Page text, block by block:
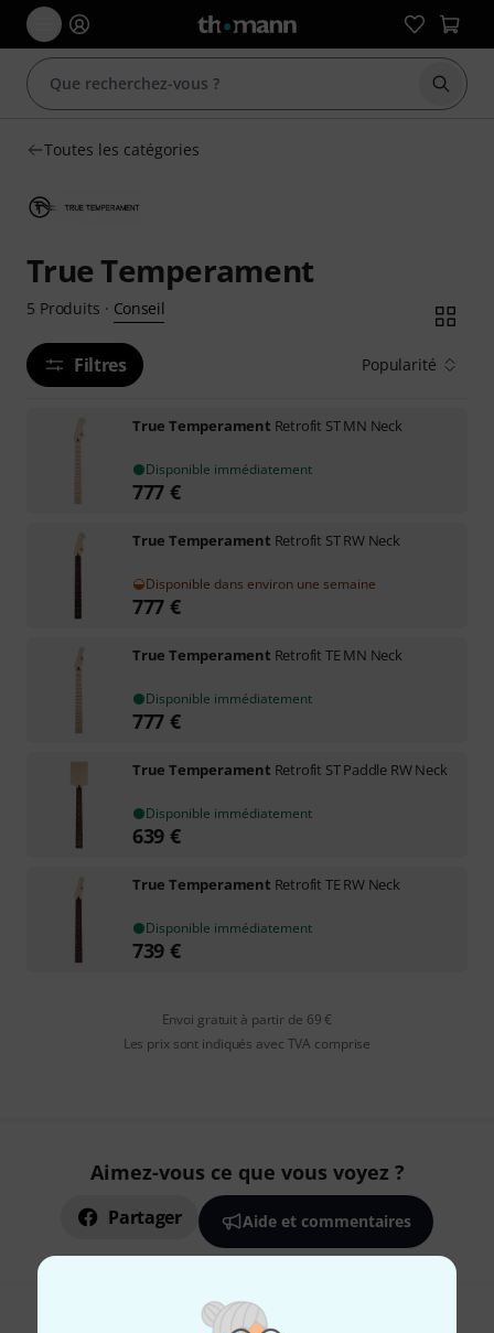
Toutes les catégories
True Temperament
5 Produits · Conseil
Filtres Popularité
True Temperament Retrofit ST MN Neck
Disponible immédiatement
777 €
True Temperament Retrofit ST RW Neck
Disponible dans environ une semaine
777 €
True Temperament Retrofit TE MN Neck
Disponible immédiatement
777 €
True Temperament Retrofit ST Paddle RW Neck
Disponible immédiatement
639 €
True Temperament Retrofit TE RW Neck
Disponible immédiatement
739 €
Envoi gratuit à partir de 69 €
Les prix sont indiqués avec TVA comprise
Aimez-vous ce que vous voyez ?
Partager Aide et commentaires